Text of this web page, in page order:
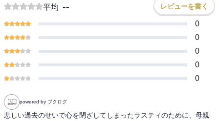
平均 -- レビューを書く
0
0
0
0
0
powered by ブクログ
悲しい過去のせいで心を閉ざしてしまったラスティのために、母親